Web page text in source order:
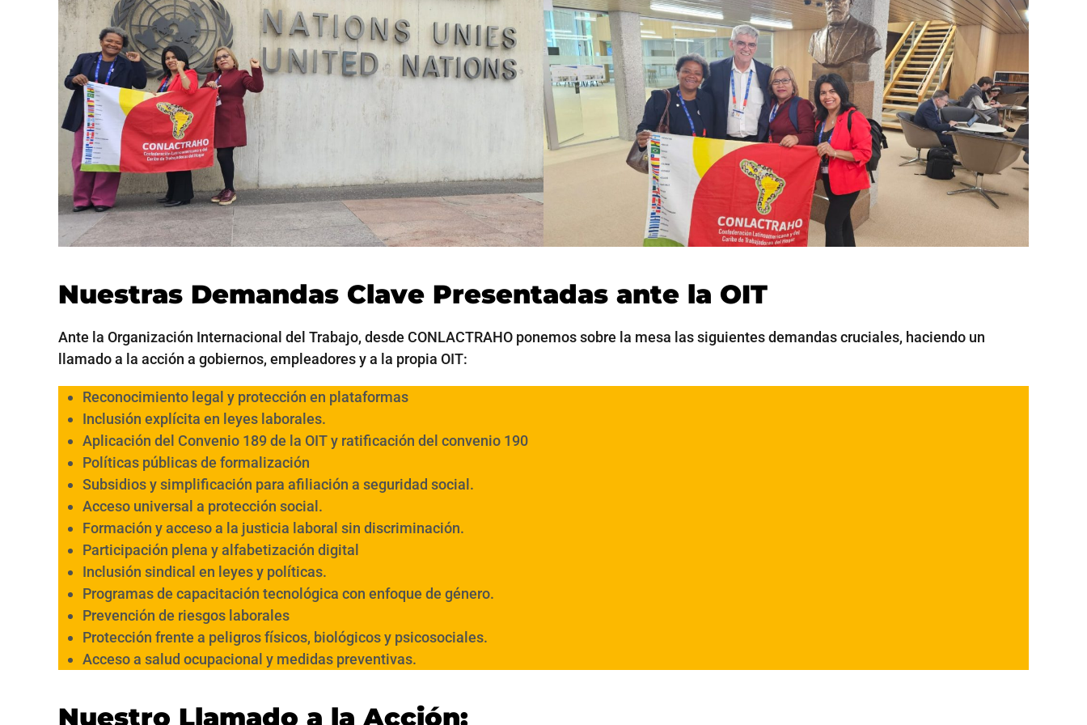
Nuestras Demandas Clave Presentadas ante la OIT
Ante la Organización Internacional del Trabajo, desde CONLACTRAHO ponemos sobre la mesa las siguientes demandas cruciales, haciendo un
llamado a la acción a gobiernos, empleadores y a la propia OIT:
Reconocimiento legal y protección en plataformas
Inclusión explícita en leyes laborales.
Aplicación del Convenio 189 de la OIT y ratificación del convenio 190
Políticas públicas de formalización
Subsidios y simplificación para afiliación a seguridad social.
Acceso universal a protección social.
Formación y acceso a la justicia laboral sin discriminación.
Participación plena y alfabetización digital
Inclusión sindical en leyes y políticas.
Programas de capacitación tecnológica con enfoque de género.
Prevención de riesgos laborales
Protección frente a peligros físicos, biológicos y psicosociales.
Acceso a salud ocupacional y medidas preventivas.
Nuestro Llamado a la Acción: